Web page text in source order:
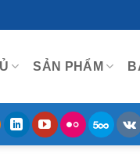
SẢN PHẨM